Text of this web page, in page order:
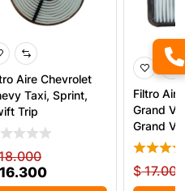
Aire Chevrolet
Taxi, Sprint,
Trip
16.300
Filtro
Grand
Grand
$17.000